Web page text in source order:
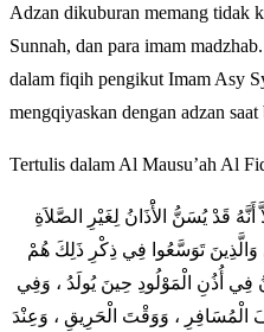
Adzan dikuburan memang tidak
Sunnah, dan para imam
dalam fiqih pengikut Imam Asy
mengqiyaskan dengan adzan
Tertulis dalam Al Mausu’ah Al
أَنَّهُ قَدْ يُسَنُّ الأَْذَانُ لِغَيْرِ الصَّلاَةِ
وَالَّذِينَ تَوَسَّعُوا فِي ذِكْرِ ذَلِكَ هُمْ
فِي أُذُنِ الْمَوْلُودِ حِينَ يُولَدُ ، وَفِي
الْمُسَافِرِ ، وَوَقْتَ الْحَرِيقِ ، وَعِنْدَ